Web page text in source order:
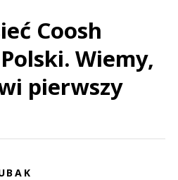
Coosh
Wiemy,
pierwszy